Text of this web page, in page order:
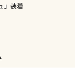
については、当日に
出荷手続きを行う
合がございます。
長期休業期間中
ます。
」装着